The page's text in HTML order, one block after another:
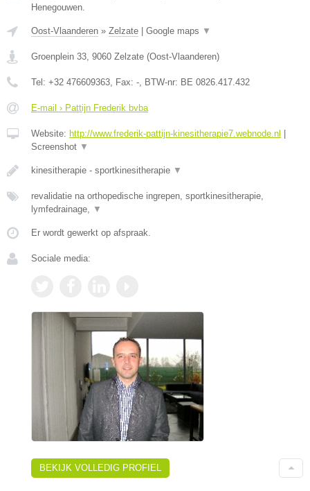
Henegouwen.
Oost-Vlaanderen » Zelzate Google maps ▼
Groenplein 33, 9060 Zelzate (Oost-Vlaanderen)
Tel: +32 476609363, Fax: -, BTW-nr: BE 0826.417.432
E-mail › Pattijn Frederik bvba
Website: http://www.frederik-pattijn-kinesitherapie7.webnode.nl
Screenshot ▼
kinesitherapie - sportkinesitherapie ▼
revalidatie na orthopedische ingrepen, sportkinesitherapie,
lymfedrainage, ▼
Er wordt gewerkt op afspraak.
Sociale media:
BEKIJK VOLLEDIG PROFIEL